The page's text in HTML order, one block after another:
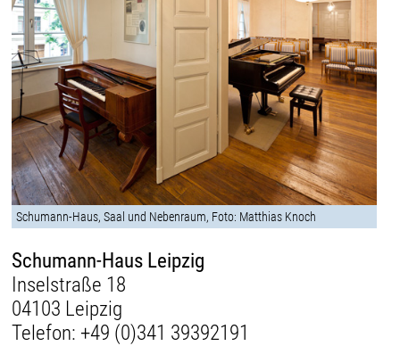
Schumann-Haus, Saal und Nebenraum, Foto: Matthias Knoch
Schumann-Haus Leipzig
Inselstraße 18
04103 Leipzig
Telefon: +49 (0)341 39392191